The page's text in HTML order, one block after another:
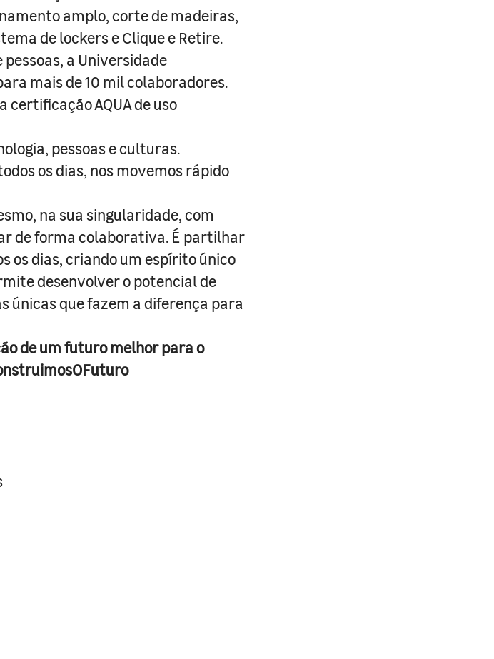
amplo, corte de madeiras,
de lockers e Clique e Retire.
a Universidade
mais de 10 mil colaboradores.
certificação AQUA de uso
pessoas e culturas.
os dias, nos movemos rápido
na sua singularidade, com
de forma colaborativa. É partilhar
os dias, criando um espírito único
desenvolver o potencial de
únicas que fazem a diferença para
de um futuro melhor para o